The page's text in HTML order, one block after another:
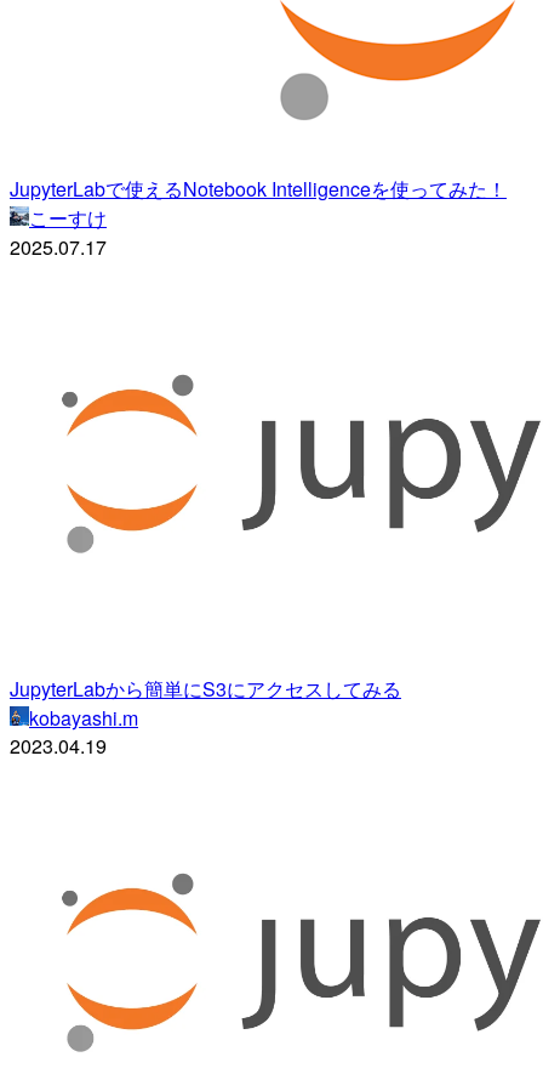
JupyterLabで使えるNotebook Intelligenceを使ってみた！
こーすけ
2025.07.17
JupyterLabから簡単にS3にアクセスしてみる
kobayashi.m
2023.04.19